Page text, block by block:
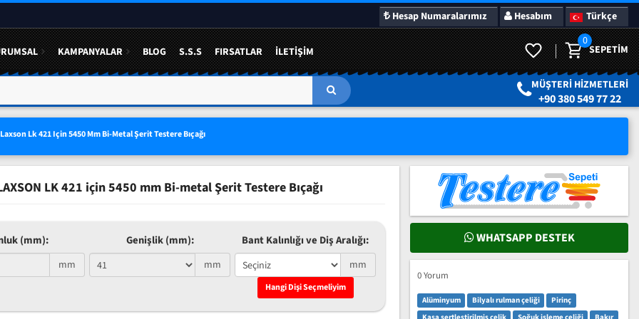
Hesap Numaralarımız Hesabım Türkçe
KAMPANYALAR BLOG S.S.S FIRSATLAR İLETIŞIM
0
SEPETIM
MÜŞTERI HIZMETLERI
+90 380 549 77 22
Laxson Lk 421 Için 5450 Mm Bi-Metal Şerit Testere Bıçağı
LK 421 için 5450 mm Bi-metal Şerit Testere Bıçağı
(mm):
mm
Genişlik (mm):
mm
Bant Kalınlığı ve Diş Aralığı:
mm
Hangi Dişi Seçmeliyim
WHATSAPP DESTEK
0 Yorum
Alüminyum Bilyalı rulman çeliği
Pirinç
YÜZDE 50 YE VARAN 3 LÜ SETLERDE AVANTAJLI FIYATLAR SÜRPRIZ KAMPANYALAR